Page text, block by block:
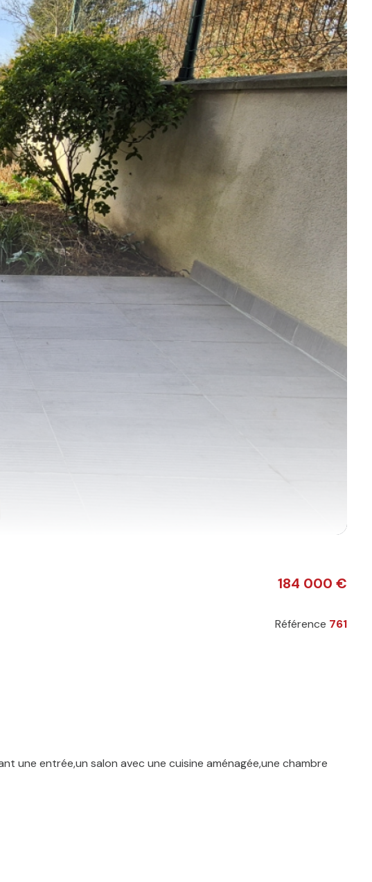
184 000 €
Référence 761
une entrée,un salon avec une cuisine aménagée,une chambre